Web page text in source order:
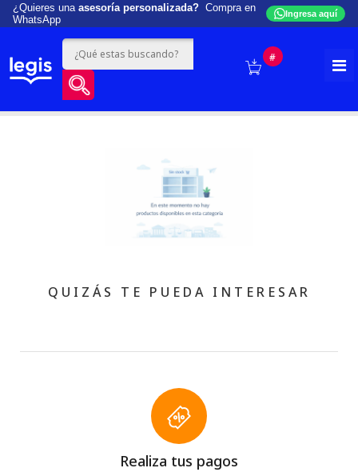
¿Quieres una asesoría personalizada? Compra en
WhatsApp
Ingresa aquí
#
QUIZÁS TE PUEDA INTERESAR
Realiza tus pagos